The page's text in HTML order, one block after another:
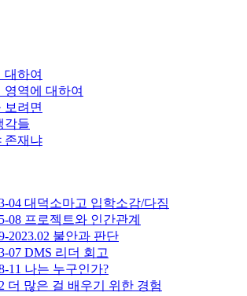
대하여
영역에 대하여
보려면
각들
존재냐
04 대덕소마고 입학소감/다짐
08 프로젝트와 인간관계
2023.02 불안과 판단
07 DMS 리더 회고
11 나는 누구인가?
더 많은 걸 배우기 위한 경험